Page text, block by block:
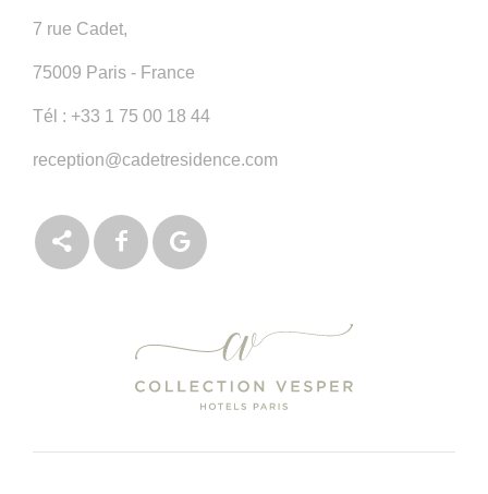
7 rue Cadet,
75009 Paris - France
Tél : +33 1 75 00 18 44
reception@cadetresidence.com